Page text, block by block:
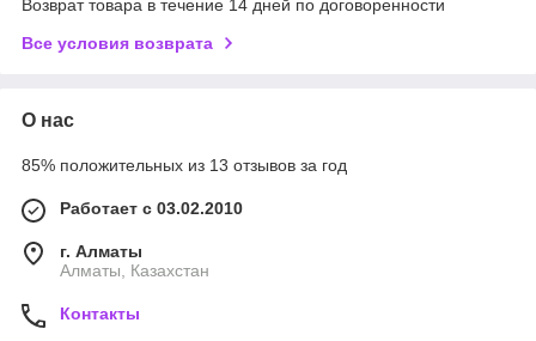
Возврат товара в течение 14 дней по договоренности
Все условия возврата
О нас
85% положительных из 13 отзывов за год
Работает с 03.02.2010
г. Алматы
Алматы, Казахстан
Контакты